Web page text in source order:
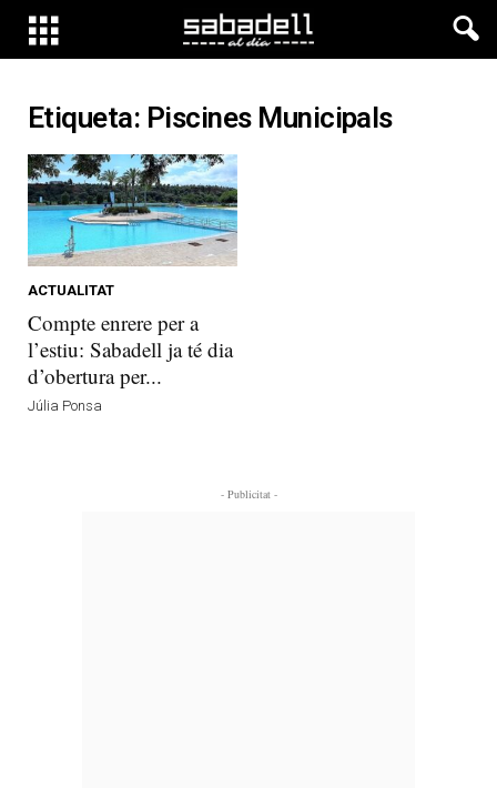
Etiqueta: Piscines Municipals
ACTUALITAT
Compte enrere per a
l’estiu: Sabadell ja té dia
d’obertura per...
Júlia Ponsa
- Publicitat -